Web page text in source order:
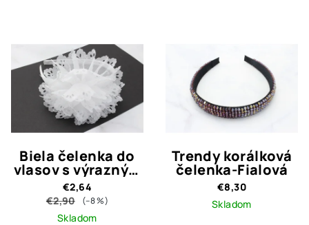
Biela čelenka do
vlasov s výrazným
bielym kvetom
€2,64
€2,90
(–8 %)
Skladom
Trendy korálková
čelenka-Fialová
€8,30
Skladom